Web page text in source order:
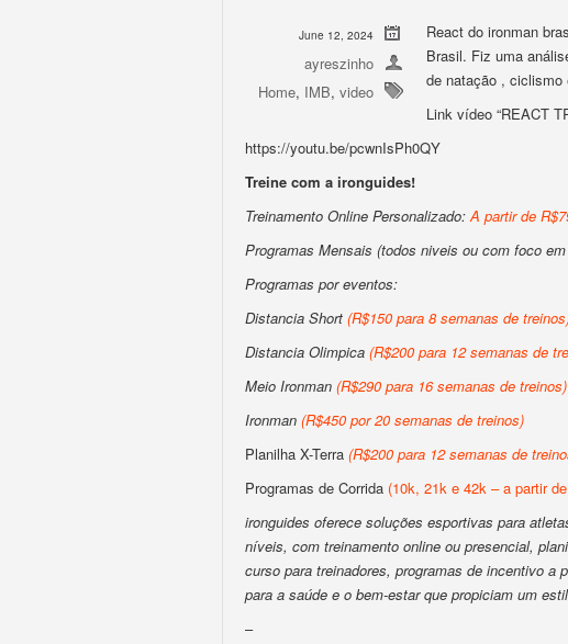
June 12, 2024
ayreszinho
Home, IMB, video
React do ironman
Brasil. Fiz uma
de natação , ciclismo
Link vídeo “REACT
https://youtu.be/pcwnIsPh0QY
Treine com a ironguides!
Treinamento Online Personalizado:A partir de
Programas Mensais (todos niveis ou com foco
Programas por eventos:
Distancia Short (R$150 para 8 semanas de
Distancia Olimpica (R$200 para 12 semanas de
Meio Ironman (R$290 para 16 semanas de treinos)
Ironman (R$450 por 20 semanas de treinos)
Planilha X-Terra (R$200 para 12 semanas de
Programas de Corrida (10k, 21k e 42k – a partir
ironguides oferece soluções esportivas para
níveis, com treinamento online ou presencial,
curso para treinadores, programas de incentivo a
para a saúde e o bem-estar que propiciam um
–